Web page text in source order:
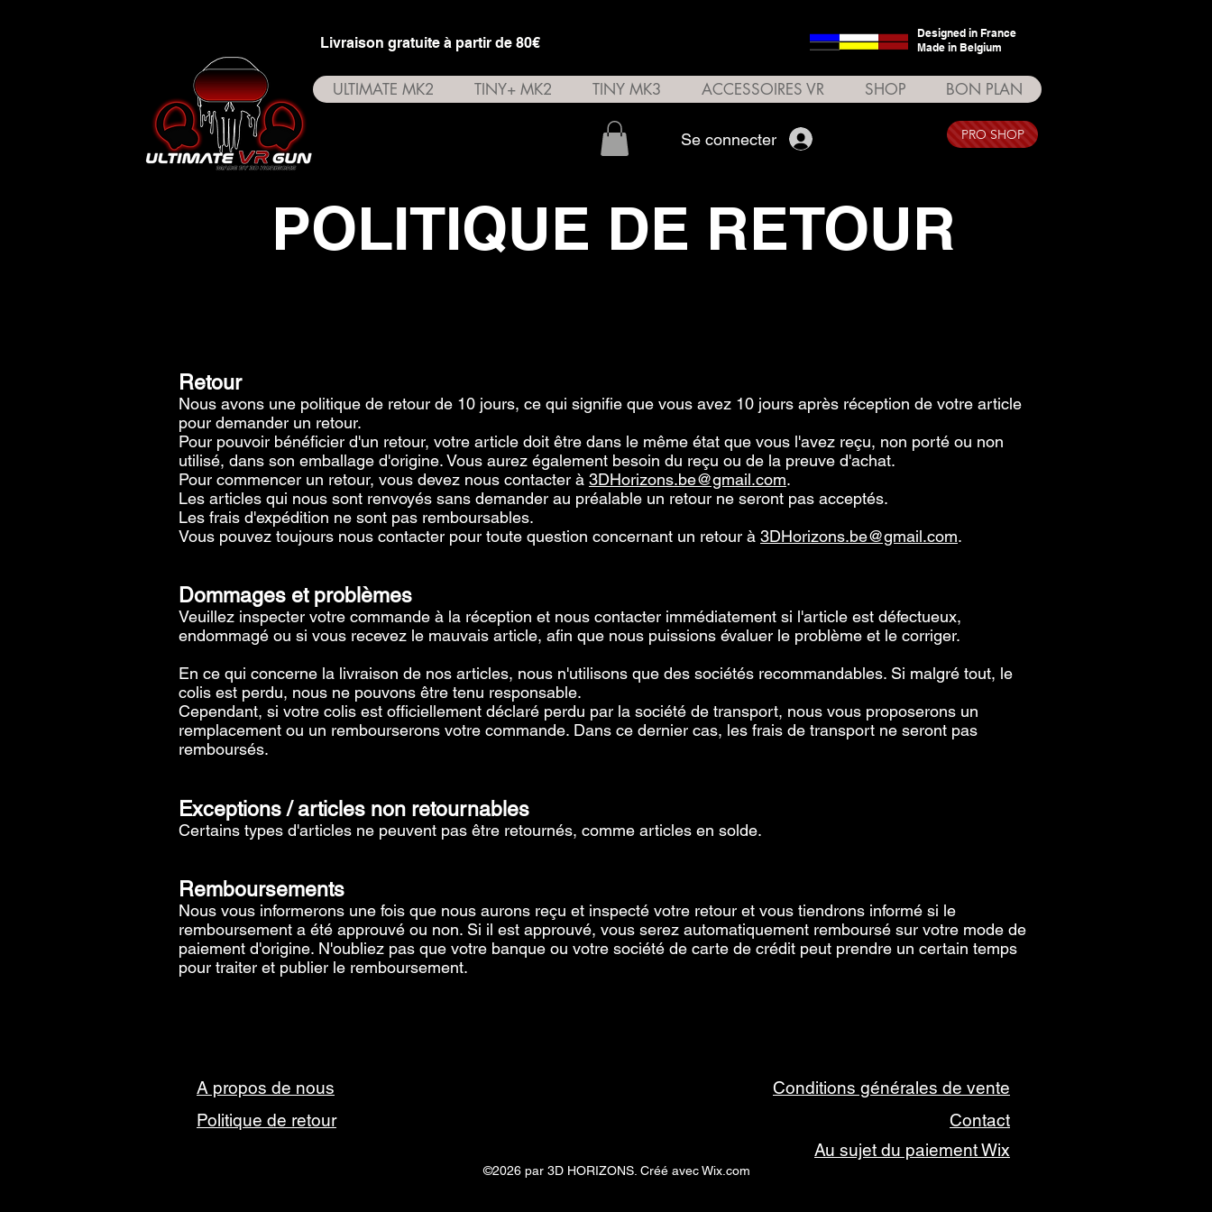
Livraison gratuite à partir de 80€
Designed in France
Made in Belgium
ULTIMATE MK2 TINY+ MK2 TINY MK3 ACCESSOIRES VR SHOP BON PLAN
PRO SHOP
Se connecter
POLITIQUE DE RETOUR
Retour
Nous avons une politique de retour de 10 jours, ce qui signifie que vous avez 10 jours après réception de votre article
pour demander un retour.
Pour pouvoir bénéficier d'un retour, votre article doit être dans le même état que vous l'avez reçu, non porté ou non
utilisé, dans son emballage d'origine. Vous aurez également besoin du reçu ou de la preuve d'achat.
Pour commencer un retour, vous devez nous contacter à 3DHorizons.be@gmail.com.
Les articles qui nous sont renvoyés sans demander au préalable un retour ne seront pas acceptés.
Les frais d'expédition ne sont pas remboursables.
Vous pouvez toujours nous contacter pour toute question concernant un retour à 3DHorizons.be@gmail.com.
Dommages et problèmes
Veuillez inspecter votre commande à la réception et nous contacter immédiatement si l'article est défectueux,
endommagé ou si vous recevez le mauvais article, afin que nous puissions évaluer le problème et le corriger.
En ce qui concerne la livraison de nos articles, nous n'utilisons que des sociétés recommandables. Si malgré tout, le
colis est perdu, nous ne pouvons être tenu responsable.
Cependant, si votre colis est officiellement déclaré perdu par la société de transport, nous vous proposerons un
remplacement ou un rembourserons votre commande. Dans ce dernier cas, les frais de transport ne seront pas
remboursés.
Exceptions / articles non retournables
Certains types d'articles ne peuvent pas être retournés, comme articles en solde.
Remboursements
Nous vous informerons une fois que nous aurons reçu et inspecté votre retour et vous tiendrons informé si le
remboursement a été approuvé ou non. Si il est approuvé, vous serez automatiquement remboursé sur votre mode de
paiement d'origine. N'oubliez pas que votre banque ou votre société de carte de crédit peut prendre un certain temps
pour traiter et publier le remboursement.
A propos de nous
Politique de retour
Conditions générales de vente
Contact
Au sujet du paiement Wix
©2026 par 3D HORIZONS. Créé avec Wix.com